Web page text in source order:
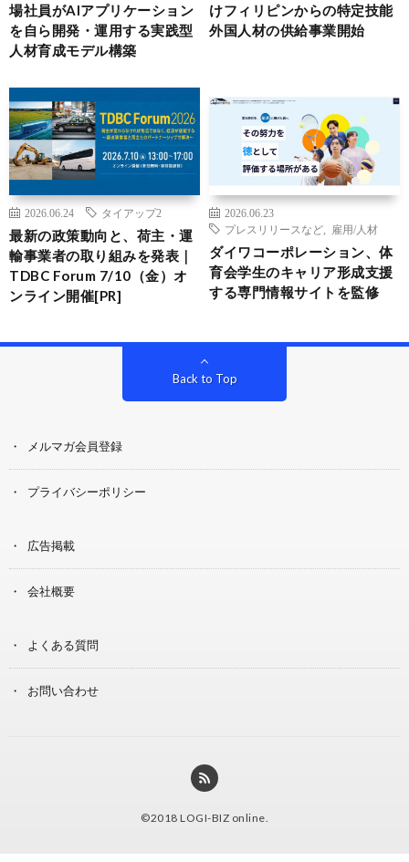
場社員がAIアプリケーション
を自ら開発・運用する実践型
人材育成モデル構築
けフィリピンからの特定技能
外国人材の供給事業開始
2026.06.24 タイアップ2
最新の政策動向と、荷主・運
輸事業者の取り組みを発表｜
TDBC Forum 7/10（金）オ
ンライン開催[PR]
2026.06.23
プレスリリースなど
雇用/人材
ダイワコーポレーション、体
育会学生のキャリア形成支援
する専門情報サイトを監修
Back to Top
メルマガ会員登録
プライバシーポリシー
広告掲載
会社概要
よくある質問
お問い合わせ
©2018 LOGI-BIZ online